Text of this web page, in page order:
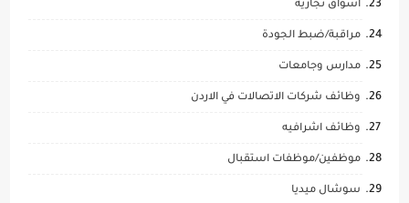
اسواق تجارية
مراقبة/ضبط الجودة
مدارس وجامعات
وظائف شركات الاتصالات في الاردن
وظائف اشرافيه
موظفين/موظفات استقبال
سوشال ميديا